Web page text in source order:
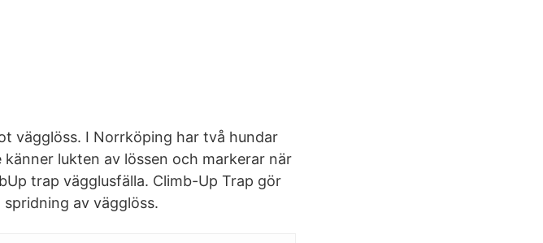
vägglöss. I Norrköping har två hundar
lukten av lössen och markerar när
trap vägglusfälla. Climb-Up Trap gör
av vägglöss.